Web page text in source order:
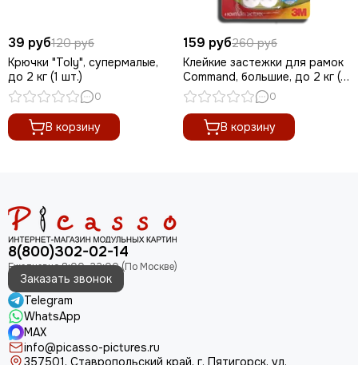
39 руб120 руб
Крючки "Toly", супермалые,
до 2 кг (1 шт.)
0
В корзину
159 руб260 руб
Клейкие застежки для рамок
Command, большие, до 2 кг (1
шт.)
0
В корзину
8(800)302-02-14
Заказать звонок
Telegram
WhatsApp
MAX
info@picasso-pictures.ru
357501, Ставропольский край, г. Пятигорск, ул.